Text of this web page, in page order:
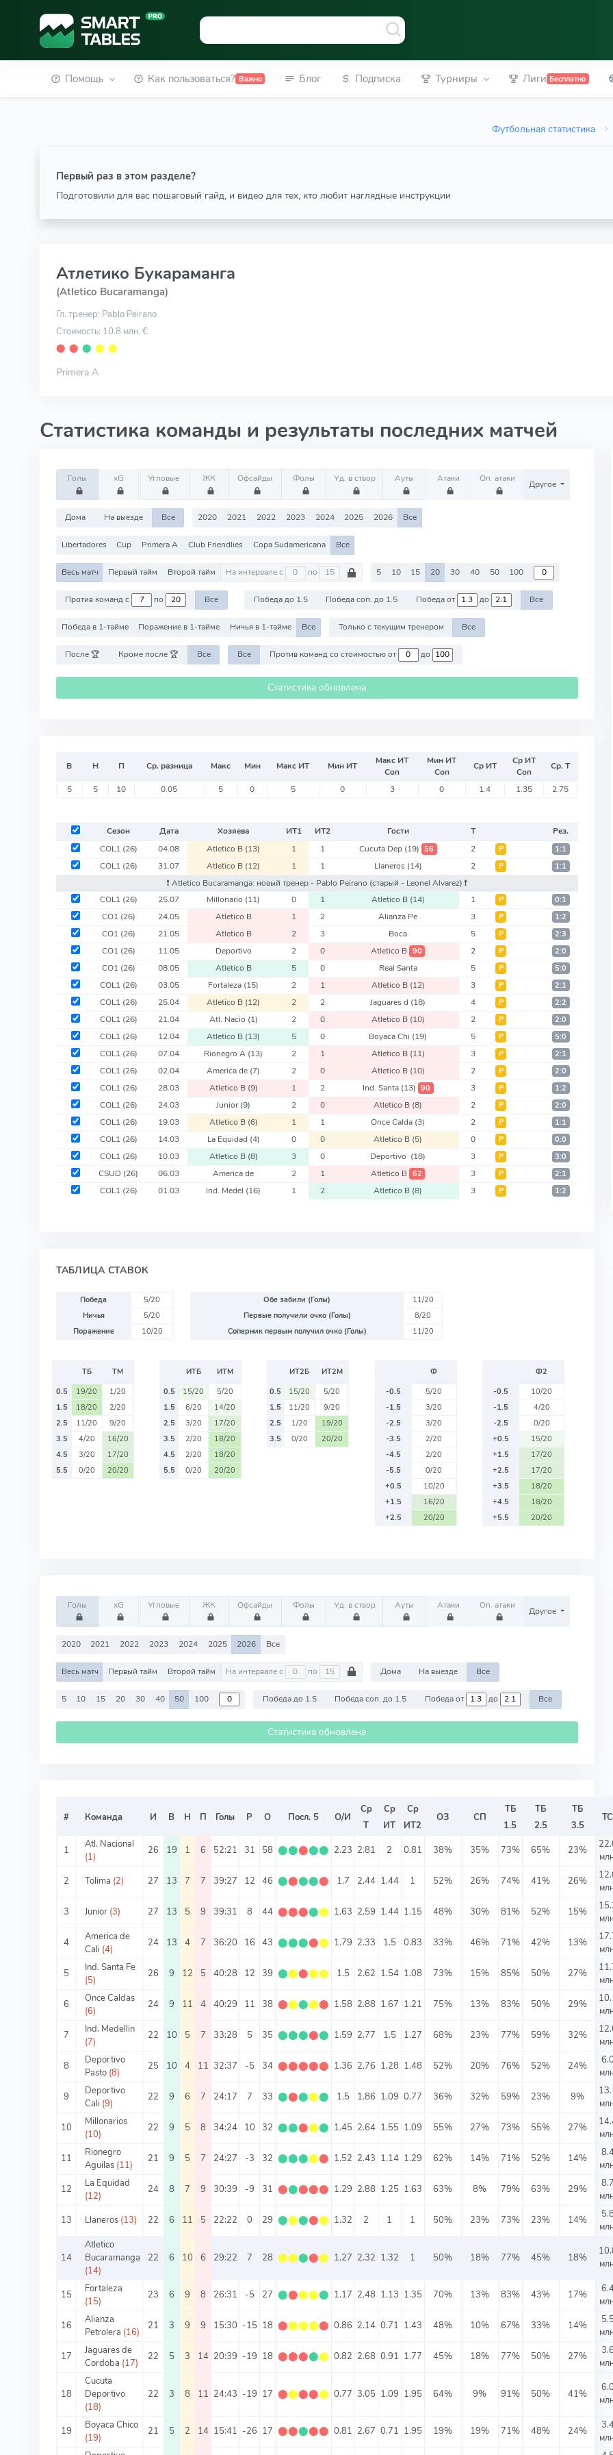
Помощь Как пользоваться? Важно Блог Подписка Турниры Лиги Бесплатно
Футбольная статистика
Первый раз в этом разделе?
Подготовили для вас пошаговый гайд, и видео для тех, кто любит наглядные инструкции
Атлетико Букараманга
(Atletico Bucaramanga)
Гл. тренер: Pablo Peirano
Стоимость: 10.8 млн. €
⬤ ⬤ ⬤ ⬤ ⬤
Primera A
Статистика команды и результаты последних матчей
Голы xG Угловые ЖК Офсайды Фолы Уд. в створ Ауты Атаки Оп. атаки
Другое
Дома На выезде Все 2020 2021 2022 2023 2024 2025 2026 Все
Libertadores Cup Primera A Club Friendlies Copa Sudamericana Все
Весь матч Первый тайм Второй тайм На интервале с по 5 10 15 20 30 40 50 100
Против команд с по Все Победа до 1.5 Победа соп. до 1.5 Победа от до Все
Победа в 1-тайме Поражение в 1-тайме Ничья в 1-тайме Все Только с текущим тренером Все
После 🏆 Кроме после 🏆 Все Все Против команд со стоимостью от до
Статистика обновлена
В Н П Ср. разница Макс Мин Макс ИТ Мин ИТ
Макс ИТ
Соп
Мин ИТ
Соп
Ср ИТ
Ср ИТ
Соп
Ср. Т
5 5 10 0.05 5 0 5 0 3 0 1.4 1.35 2.75
Сезон Дата Хозяева ИТ1 ИТ2 Гости Т
Рез.
COL1 (26) 04.08 Atletico B (13) 1 1 Cucuta Dep (19) 56 2 Р 1:1
COL1 (26) 31.07 Atletico B (12) 1 1 Llaneros (14) 2 Р 1:1
❗️ Atletico Bucaramanga: новый тренер - Pablo Peirano (старый - Leonel Alvarez) ❗️
COL1 (26) 25.07 Millonario (11) 0 1 Atletico B (14) 1 Р 0:1
CO1 (26) 24.05 Atletico B 1 2 Alianza Pe 3 Р 1:2
CO1 (26) 21.05 Atletico B 2 3 Boca 5 Р 2:3
CO1 (26) 11.05 Deportivo 2 0 Atletico B 90 2 Р 2:0
CO1 (26) 08.05 Atletico B 5 0 Real Santa 5 Р 5:0
COL1 (26) 03.05 Fortaleza (15) 2 1 Atletico B (12) 3 Р 2:1
COL1 (26) 25.04 Atletico B (12) 2 2 Jaguares d (18) 4 Р 2:2
COL1 (26) 21.04 Atl. Nacio (1) 2 0 Atletico B (10) 2 Р 2:0
COL1 (26) 12.04 Atletico B (13) 5 0 Boyaca Chi (19) 5 Р 5:0
COL1 (26) 07.04 Rionegro A (13) 2 1 Atletico B (11) 3 Р 2:1
COL1 (26) 02.04 America de (7) 2 0 Atletico B (10) 2 Р 2:0
COL1 (26) 28.03 Atletico B (9) 1 2 Ind. Santa (13) 90 3 Р 1:2
COL1 (26) 24.03 Junior(9) 2 0 Atletico B (8) 2 Р 2:0
COL1 (26) 19.03 Atletico B (6) 1 1 Once Calda (3) 2 Р 1:1
COL1 (26) 14.03 La Equidad (4) 0 0 Atletico B (5) 0 Р 0:0
COL1 (26) 10.03 Atletico B (8) 3 0 Deportivo (18) 3 Р 3:0
CSUD (26) 06.03 America de 2 1 Atletico B 62 3 Р 2:1
COL1 (26) 01.03 Ind. Medel (16) 1 2 Atletico B (8) 3 Р 1:2
ТАБЛИЦА СТАВОК
Победа
5/20
Ничья
5/20
Поражение
10/20
Обе забили (Голы)
11/20
Первые получили очко (Голы)
8/20
Соперник первым получил очко (Голы)
11/20
ТБ
ТМ
0.5
19/20
1/20
1.5
18/20
2/20
2.5
11/20
9/20
3.5
4/20
16/20
4.5
3/20
17/20
5.5
0/20 20/20
ИТБ
ИТМ
0.5
15/20
5/20
1.5
6/20
14/20
2.5
3/20
17/20
3.5
2/20
18/20
4.5
2/20
18/20
5.5
0/20 20/20
ИТ2Б
ИТ2М
0.5
15/20
5/20
1.5
11/20
9/20
2.5
1/20
19/20
3.5
0/20 20/20
Ф
-0.5
5/20
-1.5
3/20
-2.5
3/20
-3.5
2/20
-4.5
2/20
-5.5
0/20
+0.5
10/20
+1.5
16/20
+2.5
20/20
Ф2
-0.5
10/20
-1.5
4/20
-2.5
0/20
+0.5
15/20
+1.5
17/20
+2.5
17/20
+3.5
18/20
+4.5
18/20
+5.5
20/20
Голы xG Угловые ЖК Офсайды Фолы Уд. в створ Ауты Атаки Оп. атаки
Другое
2020 2021 2022 2023 2024 2025 2026 Все
Весь матч Первый тайм Второй тайм На интервале с по Дома На выезде Все
5 10 15 20 30 40 50 100 Победа до 1.5 Победа соп. до 1.5 Победа от до Все
Статистика обновлена
# Команда И В Н П Голы Р О Посл. 5 О/И
Ср
Т
Ср
ИТ
Ср
ИТ2
ОЗ СП
ТБ
1.5
ТБ
2.5
ТБ
3.5
ТС
1
Atl. Nacional
(1)
26 19 1 6 52:21 31 58 ⬤⬤⬤⬤⬤ 2.23 2.81 2 0.81 38% 35% 73% 65% 23%
2
Tolima (2) 27 13 7 7 39:27 12 46 ⬤⬤⬤⬤⬤ 1.7 2.44 1.44 1 52% 26% 74% 41% 26%
3
Junior (3) 27 13 5 9 39:31 8 44 ⬤⬤⬤⬤⬤ 1.63 2.59 1.44 1.15 48% 30% 81% 52% 15%
4
America de
Cali (4)
24 13 4 7 36:20 16 43 ⬤⬤⬤⬤⬤ 1.79 2.33 1.5 0.83 33% 46% 71% 42% 13%
5
Ind. Santa Fe
(5)
26 9 12 5 40:28 12 39 ⬤⬤⬤⬤⬤ 1.5 2.62 1.54 1.08 73% 15% 85% 50% 27%
6
Once Caldas
(6)
24 9 11 4 40:29 11 38 ⬤⬤⬤⬤⬤ 1.58 2.88 1.67 1.21 75% 13% 83% 50% 29%
7
Ind. Medellin
(7)
22 10 5 7 33:28 5 35 ⬤⬤⬤⬤⬤ 1.59 2.77 1.5 1.27 68% 23% 77% 59% 32%
8
Deportivo
Pasto (8)
25 10 4 11 32:37 -5 34 ⬤⬤⬤⬤⬤ 1.36 2.76 1.28 1.48 52% 20% 76% 52% 24%
9
Deportivo
Cali (9)
22 9 6 7 24:17 7 33 ⬤⬤⬤⬤⬤ 1.5 1.86 1.09 0.77 36% 32% 59% 23% 9%
10
Millonarios
(10)
22 9 5 8 34:24 10 32 ⬤⬤⬤⬤⬤ 1.45 2.64 1.55 1.09 55% 27% 73% 55% 27%
11
Rionegro
Aguilas (11)
21 9 5 7 24:27 -3 32 ⬤⬤⬤⬤⬤ 1.52 2.43 1.14 1.29 62% 14% 71% 52% 14%
12
La Equidad
(12)
24 8 7 9 30:39 -9 31 ⬤⬤⬤⬤⬤ 1.29 2.88 1.25 1.63 63% 8% 79% 63% 29%
13
Llaneros (13) 22 6 11 5 22:22 0 29 ⬤⬤⬤⬤⬤ 1.32 2 1 1 50% 23% 73% 23% 14%
14
Atletico
Bucaramanga
(14)
22 6 10 6 29:22 7 28 ⬤⬤⬤⬤⬤ 1.27 2.32 1.32 1 50% 18% 77% 45% 18%
15
Fortaleza
(15)
23 6 9 8 26:31 -5 27 ⬤⬤⬤⬤⬤ 1.17 2.48 1.13 1.35 70% 13% 83% 43% 17%
16
Alianza
Petrolera (16)
21 3 9 9 15:30 -15 18 ⬤⬤⬤⬤⬤ 0.86 2.14 0.71 1.43 48% 10% 67% 33% 14%
17
Jaguares de
Cordoba (17)
22 5 3 14 20:39 -19 18 ⬤⬤⬤⬤⬤ 0.82 2.68 0.91 1.77 45% 18% 77% 50% 27%
18
Cucuta
Deportivo
(18)
22 3 8 11 24:43 -19 17 ⬤⬤⬤⬤⬤ 0.77 3.05 1.09 1.95 64% 9% 91% 50% 41%
19
Boyaca Chico
(19)
21 5 2 14 15:41 -26 17 ⬤⬤⬤⬤⬤ 0.81 2.67 0.71 1.95 19% 19% 71% 48% 24%